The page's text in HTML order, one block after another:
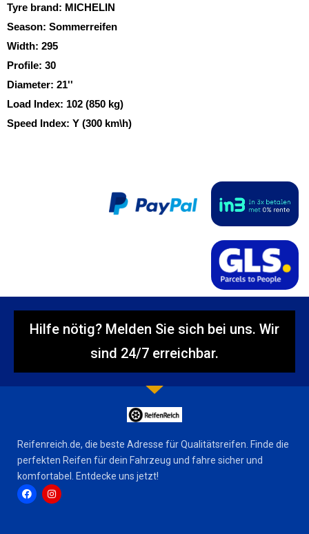
Tyre brand: MICHELIN
Season: Sommerreifen
Width: 295
Profile: 30
Diameter: 21''
Load Index: 102 (850 kg)
Speed Index: Y (300 km\h)
Hilfe nötig? Melden Sie sich bei uns. Wir
sind 24/7 erreichbar.
Reifenreich.de, die beste Adresse für Qualitätsreifen. Finde die
perfekten Reifen für dein Fahrzeug und fahre sicher und
komfortabel. Entdecke uns jetzt!